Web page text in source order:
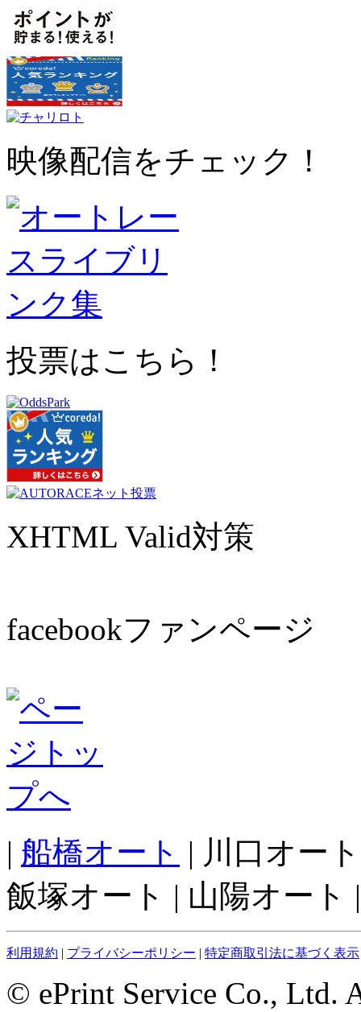
映像配信をチェック！
投票はこちら！
XHTML Valid対策
facebookファンページ
| 船橋オート | 川口オー
飯塚オート | 山陽オート |
利用規約 | プライバシーポリシー | 特定商取引法に基づく表示
© ePrint Service Co., Ltd.